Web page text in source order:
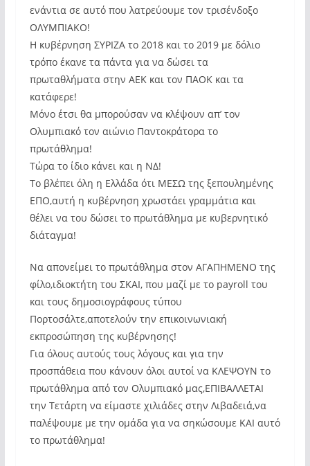
ενάντια σε αυτό που λατρεύουμε τον τρισένδοξο
ΟΛΥΜΠΙΑΚΟ!
Η κυβέρνηση ΣΥΡΙΖΑ το 2018 και το 2019 με δόλιο
τρόπο έκανε τα πάντα για να δώσει τα
πρωταθλήματα στην ΑΕΚ και τον ΠΑΟΚ και τα
κατάφερε!
Μόνο έτσι θα μπορούσαν να κλέψουν απ’ τον
Ολυμπιακό τον αιώνιο Παντοκράτορα το
πρωτάθλημα!
Τώρα το ίδιο κάνει και η ΝΔ!
Το βλέπει όλη η Ελλάδα ότι ΜΕΣΩ της ξεπουλημένης
ΕΠΟ,αυτή η κυβέρνηση χρωστάει γραμμάτια και
θέλει να του δώσει το πρωτάθλημα με κυβερνητικό
διάταγμα!
Να απονείμει το πρωτάθλημα στον ΑΓΑΠΗΜΕΝΟ της
φίλο,ιδιοκτήτη του ΣΚΑΙ, που μαζί με το payroll του
και τους δημοσιογράφους τύπου
Πορτοσάλτε,αποτελούν την επικοινωνιακή
εκπροσώπηση της κυβέρνησης!
Για όλους αυτούς τους λόγους και για την
προσπάθεια που κάνουν όλοι αυτοί να ΚΛΕΨΟΥΝ το
πρωτάθλημα από τον Ολυμπιακό μας,ΕΠΙΒΑΛΛΕΤΑΙ
την Τετάρτη να είμαστε χιλιάδες στην Λιβαδειά,να
παλέψουμε με την ομάδα για να σηκώσουμε ΚΑΙ αυτό
το πρωτάθλημα!